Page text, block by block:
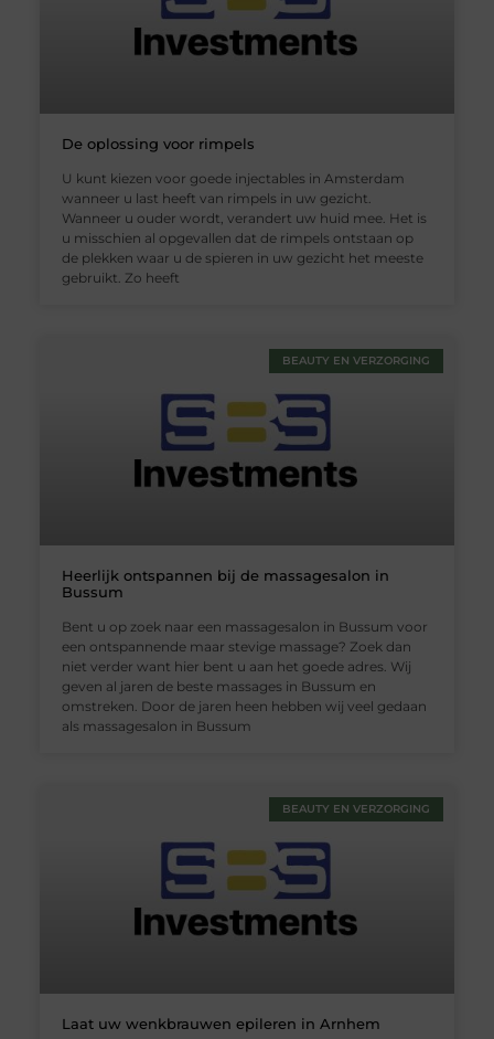
De oplossing voor rimpels
U kunt kiezen voor goede injectables in Amsterdam
wanneer u last heeft van rimpels in uw gezicht.
Wanneer u ouder wordt, verandert uw huid mee. Het is
u misschien al opgevallen dat de rimpels ontstaan op
de plekken waar u de spieren in uw gezicht het meeste
gebruikt. Zo heeft
BEAUTY EN VERZORGING
Heerlijk ontspannen bij de massagesalon in
Bussum
Bent u op zoek naar een massagesalon in Bussum voor
een ontspannende maar stevige massage? Zoek dan
niet verder want hier bent u aan het goede adres. Wij
geven al jaren de beste massages in Bussum en
omstreken. Door de jaren heen hebben wij veel gedaan
als massagesalon in Bussum
BEAUTY EN VERZORGING
Laat uw wenkbrauwen epileren in Arnhem